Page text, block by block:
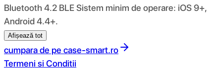
Bluetooth 4.2 BLE Sistem minim de operare: iOS 9+,
Android 4.4+.
Afișează tot
cumpara de pe case-smart.ro
Termeni si Conditii